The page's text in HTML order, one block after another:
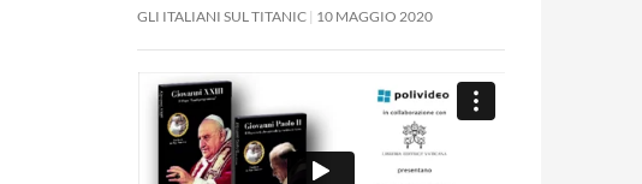
GLI ITALIANI SUL TITANIC 10 MAGGIO 2020